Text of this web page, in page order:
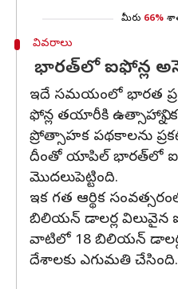
మీరు 66%
వివరాలు
భారత్‌లో ఐఫోన్ల
ఇదే సమయంలో భారత
ఫోన్ల తయారీకి ఉత్సాహాన్ని
ప్రోత్సాహక పథకాలను
దీంతో యాపిల్‌ భారత్‌లో
మొదలుపెట్టింది.
ఇక గత ఆర్థిక
బిలియన్‌ డాలర్ల విలువైన
వాటిలో 18 బిలియన్‌ డాలర్ల
దేశాలకు ఎగుమతి చేసింది.